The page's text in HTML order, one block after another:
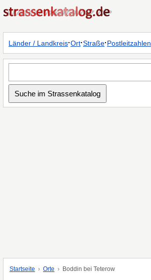
Länder / Landkreis·Ort·Straße·Postleitzahlen
Startseite Orte Boddin bei Teterow